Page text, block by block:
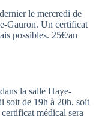
le mercredi de
Gauron. Un certificat
possibles. 25€/an
la salle Haye-
soit de 19h à 20h, soit
médical sera